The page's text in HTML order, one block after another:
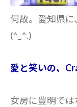
何故。愛知県に、
(^_^.)
愛と笑いの、
女房に豊明で